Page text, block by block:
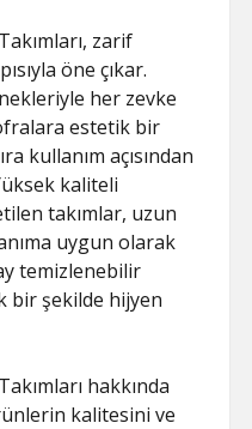
zarif
öne çıkar.
her zevke
estetik bir
kullanım açısından
kaliteli
takımlar, uzun
uygun olarak
temizlenebilir
bir şekilde hijyen
hakkında
kalitesini ve